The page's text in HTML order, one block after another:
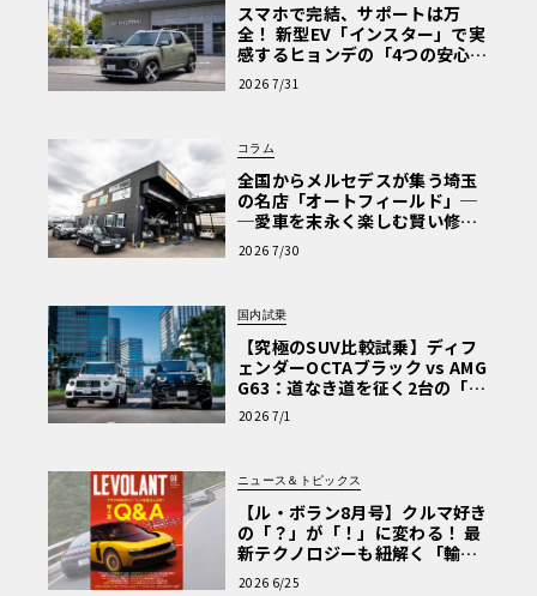
スマホで完結、サポートは万
全！ 新型EV「インスター」で実
感するヒョンデの「4つの安心」
【第1回・ヒョンデ6つの疑問：
Why? Hyundai?】〈PR〉
2026 7/31
コラム
全国からメルセデスが集う埼玉
の名店「オートフィールド」─
─愛車を末永く楽しむ賢い修理
術と、プロがフックス製オイル
を選ぶ理由〈PR〉
2026 7/30
国内試乗
【究極のSUV比較試乗】ディフ
ェンダーOCTAブラック vs AMG
G63：道なき道を征く2台の「対
極的アプローチ」
2026 7/1
ニュース＆トピックス
【ル・ボラン8月号】クルマ好き
の「？」が「！」に変わる！ 最
新テクノロジーも紐解く「輸入
車Q&A」
2026 6/25